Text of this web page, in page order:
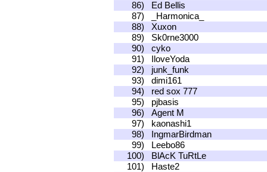
86)
Ed Bellis
87)
_Harmonica_
88)
Xuxon
89)
Sk0rne3000
90)
cyko
91)
IloveYoda
92)
junk_funk
93)
dimi161
94)
red sox 777
95)
pjbasis
96)
Agent M
97)
kaonashi1
98)
IngmarBirdman
99)
Leebo86
100)
BlAcK TuRtLe
101)
Haste2